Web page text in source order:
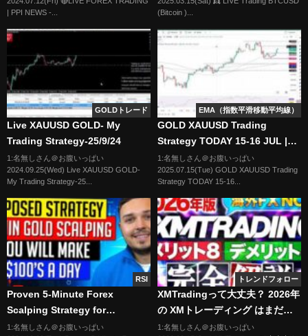
USD, NASDAQ, EUR USD
| PPI NEWS -...
(Bitcoin )...
GOLDトレード
Live XAUUSD GOLD- My
Trading Strategy-25/9/24
1:名無しさん＠お腹いっぱい
2024.09.25(Wed) Live XAUUSD GOLD-
My Trading Strategy-25...
EMA（指数平滑移動平均線）
GOLD XAUUSD Trading
Strategy TODAY 15-16 JUL |
XAUUSD Analysis TODAY 15-
16 JUL | GOLD Forecast
TODAY
1:名無しさん＠お腹いっぱい
2025.07.15(Tue) GOLD XAUUSD Trading
Strategy TODAY 15-16...
RSI
Proven 5-Minute Forex
Scalping Strategy for
XAUUSD/GOLD. 🦁📈
1:名無しさん＠お腹いっぱい
トレンドフォロー
XMTradingって大丈夫？ 2026年
の XMトレーディング はまだ日
本人利用者数№１の 海外 FX ？
1:名無しさん＠お腹いっぱい